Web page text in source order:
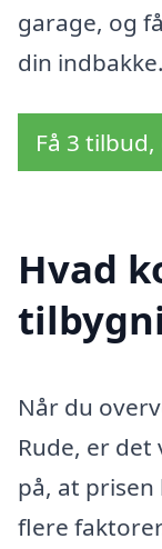
garage, og
din indbakke.
Få 3
Hvad
Når du
Rude, er
på, at
flere